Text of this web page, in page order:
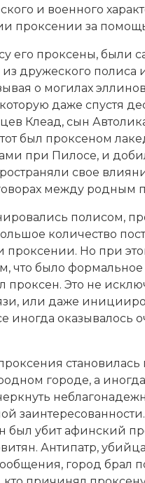
и военного
проксении за
его проксены,
дружеского полиса
о могилах
даже спустя
Клеад, сын
был проксеном
при Пилосе, и
свое
между родным
полисом,
количество
проксении. Но при
что было
Это не
или даже
оказывалось
городе, а
был убит афинский
Антипатр,
город брал